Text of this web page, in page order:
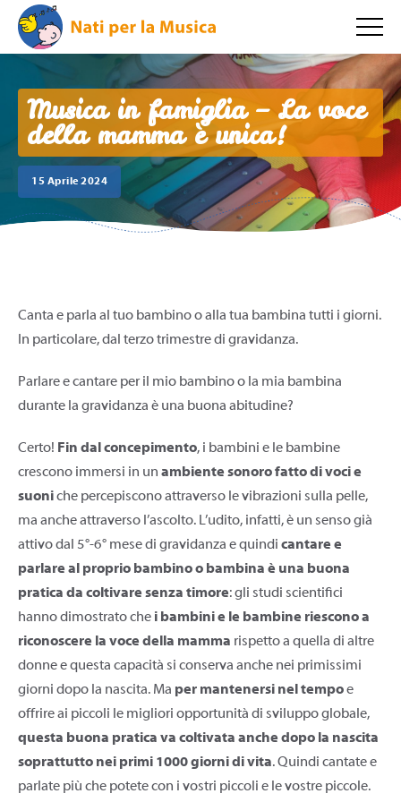
Musica in famiglia – La voce
della mamma è unica!
15 Aprile 2024
Canta e parla al tuo bambino o alla tua bambina tutti i giorni.
In particolare, dal terzo trimestre di gravidanza.
Parlare e cantare per il mio bambino o la mia bambina
durante la gravidanza è una buona abitudine?
Certo! Fin dal concepimento, i bambini e le bambine
crescono immersi in un ambiente sonoro fatto di voci e
suoniche percepiscono attraverso le vibrazioni sulla pelle,
ma anche attraverso l’ascolto. L’udito, infatti, è un senso già
attivo dal 5°-6° mese di gravidanza e quindi cantare e
parlare al proprio bambino o bambina è una buona
pratica da coltivare senza timore: gli studi scientifici
hanno dimostrato che i bambini e le bambine riescono a
riconoscere la voce della mamma rispetto a quella di altre
donne e questa capacità si conserva anche nei primissimi
giorni dopo la nascita. Ma per mantenersi nel tempoe
offrire ai piccoli le migliori opportunità di sviluppo globale,
questa buona pratica va coltivata anche dopo la nascita
soprattutto nei primi 1000 giorni di vita. Quindi cantate e
parlate più che potete con i vostri piccoli e le vostre piccole.